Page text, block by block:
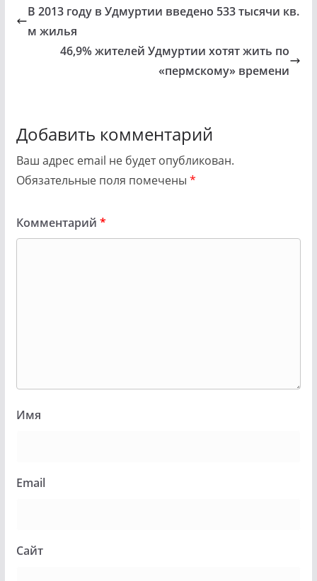
В 2013 году в Удмуртии введено 533 тысячи кв.
м жилья
46,9% жителей Удмуртии хотят жить по
«пермскому» времени
Добавить комментарий
Ваш адрес email не будет опубликован.
Обязательные поля помечены *
Комментарий *
Имя
Email
Сайт